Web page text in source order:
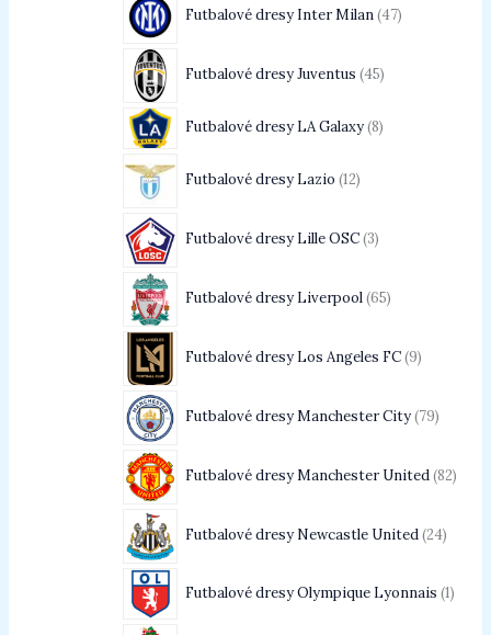
Futbalové dresy Inter Milan 47
Futbalové dresy Juventus 45
Futbalové dresy LA Galaxy 8
Futbalové dresy Lazio 12
Futbalové dresy Lille OSC 3
Futbalové dresy Liverpool 65
Futbalové dresy Los Angeles FC 9
Futbalové dresy Manchester City 79
Futbalové dresy Manchester United 82
Futbalové dresy Newcastle United 24
Futbalové dresy Olympique Lyonnais 1